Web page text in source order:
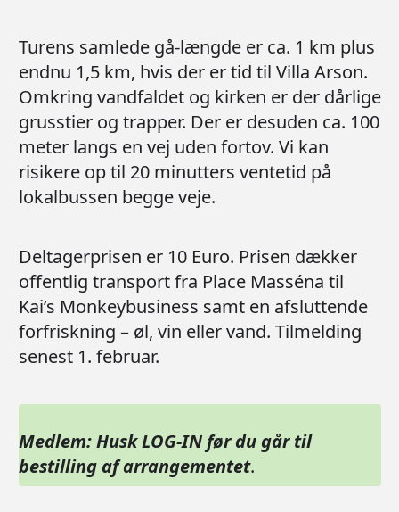
Turens samlede gå-længde er ca. 1 km plus
endnu 1,5 km, hvis der er tid til Villa Arson.
Omkring vandfaldet og kirken er der dårlige
grusstier og trapper. Der er desuden ca. 100
meter langs en vej uden fortov. Vi kan
risikere op til 20 minutters ventetid på
lokalbussen begge veje.
Deltagerprisen er 10 Euro. Prisen dækker
offentlig transport fra Place Masséna til
Kai’s Monkeybusiness samt en afsluttende
forfriskning – øl, vin eller vand. Tilmelding
senest 1. februar.
Medlem: Husk LOG-IN før du går til
bestilling af arrangementet.